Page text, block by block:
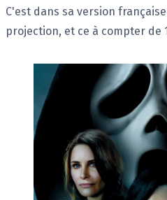
C'est dans sa version
projection, et ce à compter de